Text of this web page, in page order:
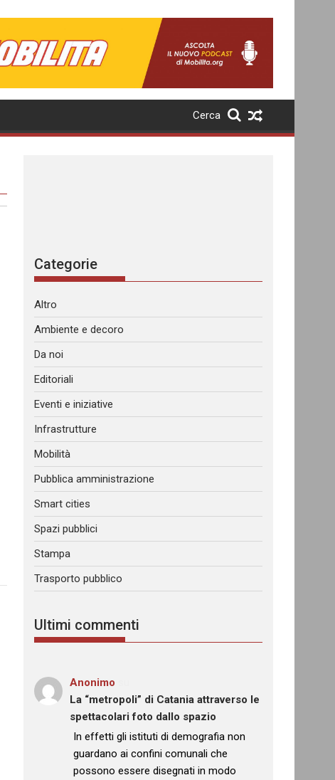
Cerca
Categorie
Altro
Ambiente e decoro
Da noi
Editoriali
Eventi e iniziative
Infrastrutture
Mobilità
Pubblica amministrazione
Smart cities
Spazi pubblici
Stampa
Trasporto pubblico
Ultimi commenti
Anonimo
La “metropoli” di Catania attraverso le
spettacolari foto dallo spazio
: “
In effetti gli istituti di demografia non
guardano ai confini comunali che
possono essere disegnati in modo